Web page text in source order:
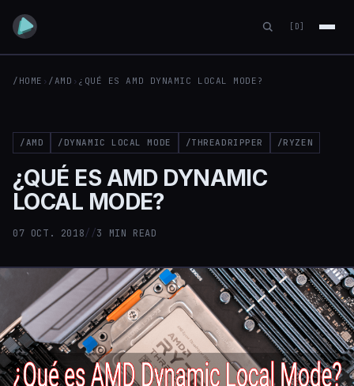
[D]
/HOME › /AMD › ¿QUÉ ES AMD DYNAMIC LOCAL MODE?
/AMD /DYNAMIC LOCAL MODE /THREADRIPPER /RYZEN
¿QUÉ ES AMD DYNAMIC
LOCAL MODE?
07 OCT. 2018//3 MIN READ